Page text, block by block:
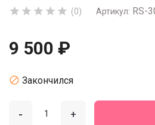
     (0) Артикул: RS-
9 500 ₽
 Закончился
- +